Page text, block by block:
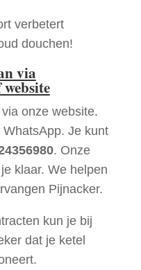
verbetert
douchen!
via
onze website.
Je kunt
. Onze
klaar. We helpen
Pijnacker.
kun je bij
dat je ketel